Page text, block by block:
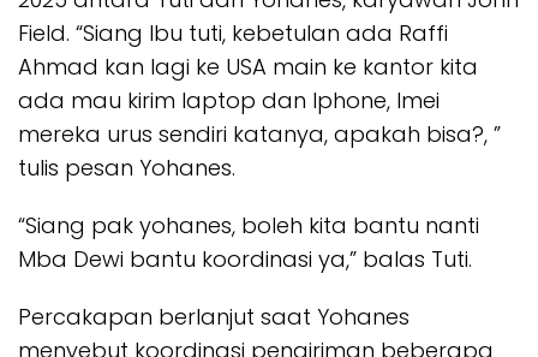
Field. “Siang Ibu tuti, kebetulan ada Raffi
Ahmad kan lagi ke USA main ke kantor kita
ada mau kirim laptop dan Iphone, Imei
mereka urus sendiri katanya, apakah bisa?, ”
tulis pesan Yohanes.
“Siang pak yohanes, boleh kita bantu nanti
Mba Dewi bantu koordinasi ya,” balas Tuti.
Percakapan berlanjut saat Yohanes
menyebut koordinasi pengiriman beberapa